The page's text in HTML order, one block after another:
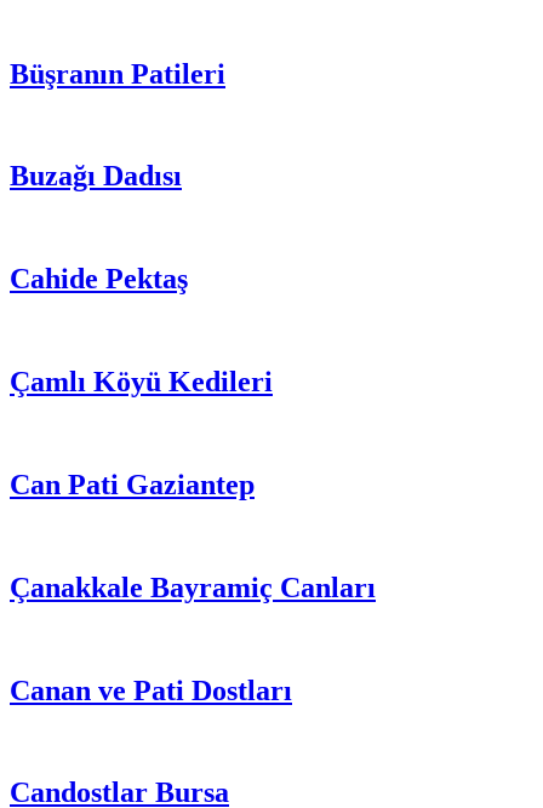
Büşranın Patileri
Buzağı Dadısı
Cahide Pektaş
Çamlı Köyü Kedileri
Can Pati Gaziantep
Çanakkale Bayramiç Canları
Canan ve Pati Dostları
Candostlar Bursa